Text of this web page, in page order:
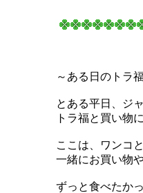
～ある日のトラ
とある平日、ジ
トラ福と買い物
ここは、ワンコ
一緒にお買い物
ずっと食べたか